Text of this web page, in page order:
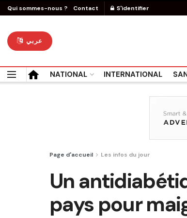
Qui sommes-nous ? Contact S'identifier
عربي
NATIONAL INTERNATIONAL
Page d'accueil Les infos du jour
Un
pays pour